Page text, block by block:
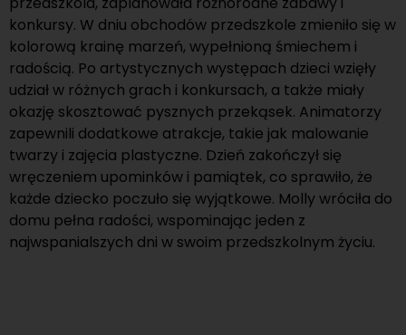
konkursy. W dniu obchodów przedszkole zmieniło się w
kolorową krainę marzeń, wypełnioną śmiechem i
radością. Po artystycznych występach dzieci wzięły
udział w różnych grach i konkursach, a także miały
okazję skosztować pysznych przekąsek. Animatorzy
zapewnili dodatkowe atrakcje, takie jak malowanie
twarzy i zajęcia plastyczne. Dzień zakończył się
wręczeniem upominków i pamiątek, co sprawiło, że
każde dziecko poczuło się wyjątkowe. Molly wróciła do
domu pełna radości, wspominając jeden z
najwspanialszych dni w swoim przedszkolnym życiu.